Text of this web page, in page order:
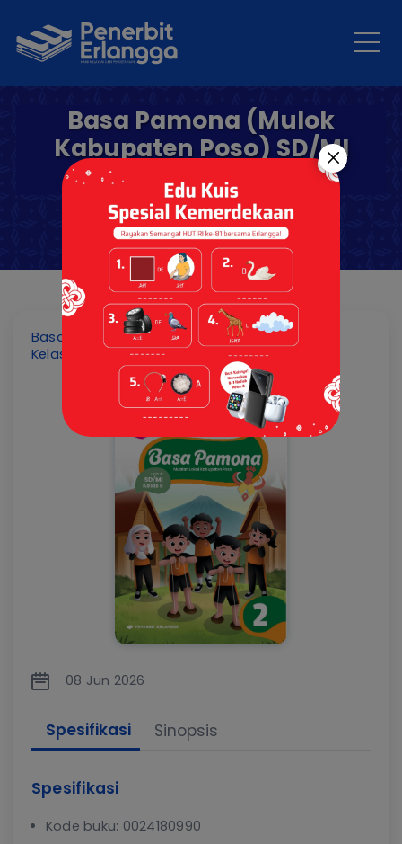
Basa Pamona (Mulok
Kabupaten Poso) SD/MI
Kelas 2 KM
Basa Pamona (Mulok Kabupaten Poso) SD/MI
Kelas 2 KM
08 Jun 2026
Spesifikasi Sinopsis
Spesifikasi
Kode buku: 0024180990